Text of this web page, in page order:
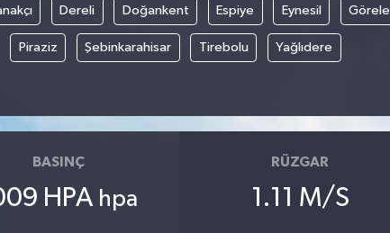
Dereli Doğankent Espiye Eynesil Görele
Piraziz Şebinkarahisar Tirebolu Yağlıdere
BASINÇ
HPA hpa
RÜZGAR
1.11 M/S